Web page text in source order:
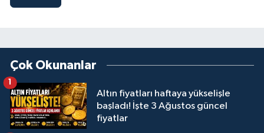
Çok Okunanlar
Altın fiyatları haftaya yükselişle
başladı! İşte 3 Ağustos güncel
fiyatlar